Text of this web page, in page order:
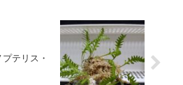
テリス・